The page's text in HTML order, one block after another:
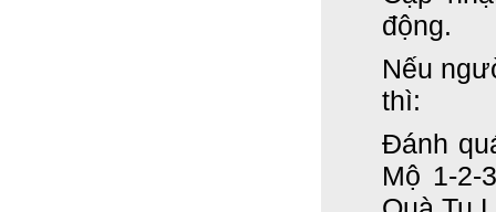
động.
Nếu
thì:
Đánh
Mộ 1-2-